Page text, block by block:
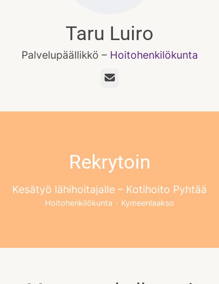
Taru Luiro
Palvelupäällikkö – Hoitohenkilökunta
Sähköposti
Rekrytoin
Kesätyö lähihoitajalle – Kotihoito Pyhtää
Hoitohenkilökunta · Kymeenlaakso